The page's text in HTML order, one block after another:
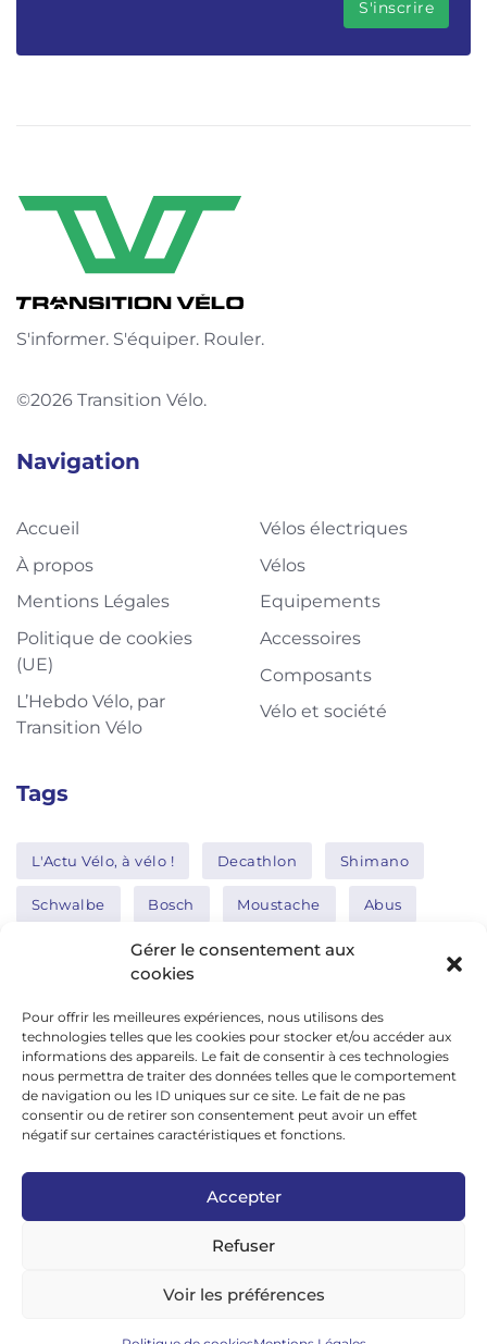
Gérer le consentement aux
cookies
Pour offrir les meilleures expériences, nous utilisons des
technologies telles que les cookies pour stocker et/ou accéder aux
informations des appareils. Le fait de consentir à ces technologies
nous permettra de traiter des données telles que le comportement
de navigation ou les ID uniques sur ce site. Le fait de ne pas
consentir ou de retirer son consentement peut avoir un effet
négatif sur certaines caractéristiques et fonctions.
Accepter
Refuser
Voir les préférences
S'informer. S'équiper. Rouler.
©2026 Transition Vélo.
Navigation
Accueil
À propos
Mentions Légales
Politique de cookies
(UE)
L’Hebdo Vélo, par
Transition Vélo
Vélos électriques
Vélos
Equipements
Accessoires
Composants
Vélo et société
Tags
L'Actu Vélo, à vélo ! Decathlon Shimano
Schwalbe Bosch Moustache Abus
Thule Nakamura
Réseaux sociaux
google news
facebook
twitter